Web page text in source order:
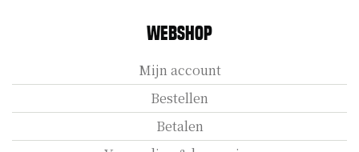
Webshop
Mijn account
Bestellen
Betalen